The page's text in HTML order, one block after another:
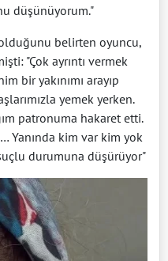
düşünüyorum."
belirten oyuncu,
"Çok ayrıntı vermek
bir yakınımı arayıp
yemek yerken.
patronuma hakaret etti.
Yanında kim var kim yok
durumuna düşürüyor"